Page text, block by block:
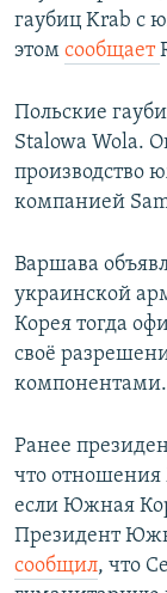
Все сайты
гаубиц Krab с
этом сообщает
Польские
Stalowa Wola.
производство
компанией
Варшава
украинской
Корея тогда
своё
компонентами.
Ранее
что отношения
если Южная
Президент
сообщил, что